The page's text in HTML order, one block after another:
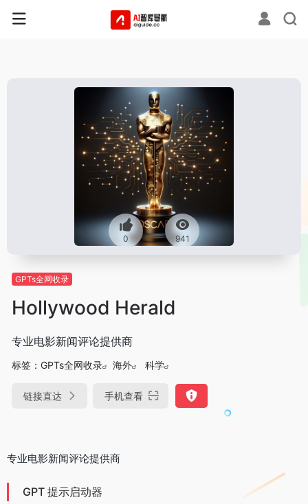
0 941
GPTs全网收录
Hollywood Herald
专业电影新闻评论提供商
标签： GPTs全网收录 海外 科学
链接直达 手机查看
专业电影新闻评论提供商
GPT 提示启动器